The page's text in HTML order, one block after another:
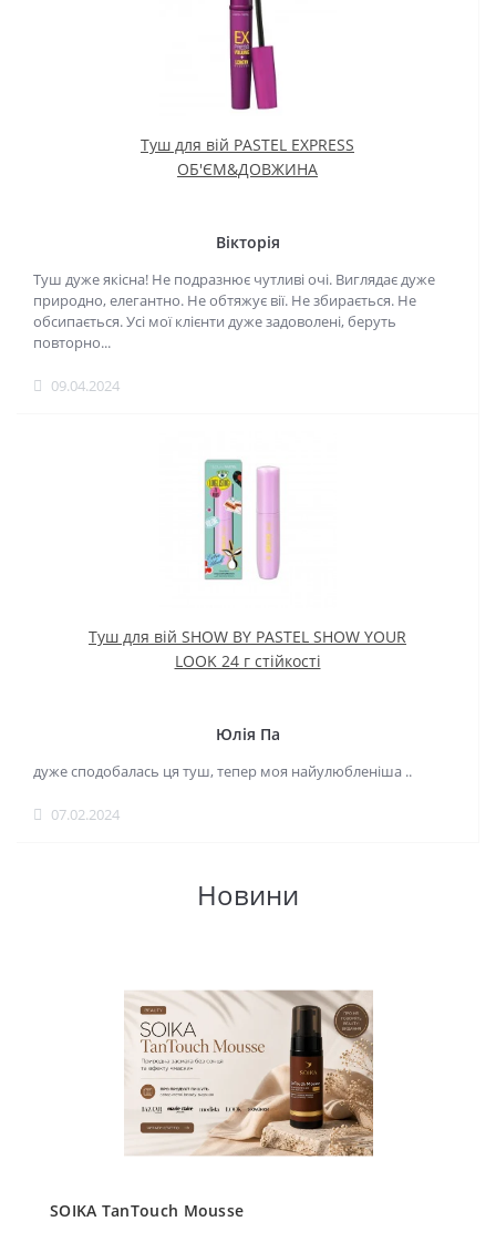
Туш для вій PASTEL EXPRESS
ОБ'ЄМ&ДОВЖИНА
Вікторія
Туш дуже якісна! Не подразнює чутливі очі. Виглядає дуже
природно, елегантно. Не обтяжує вії. Не збирається. Не
обсипається. Усі мої клієнти дуже задоволені, беруть
повторно...
09.04.2024
Туш для вій SHOW BY PASTEL SHOW YOUR
LOOK 24 г стійкості
Юлія Па
дуже сподобалась ця туш, тепер моя найулюбленіша ..
07.02.2024
Новини
SOIKA TanTouch Mousse